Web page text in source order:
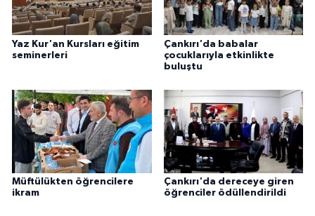
Yaz Kur'an Kursları eğitim
seminerleri
Çankırı'da babalar
çocuklarıyla etkinlikte
buluştu
Müftülükten öğrencilere
ikram
Çankırı'da dereceye giren
öğrenciler ödüllendirildi
Konya Müftülüğü
Malatya Müftülüğü
Manisa Müftülüğü
Mardin Müftülüğü